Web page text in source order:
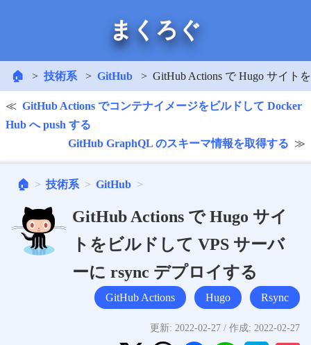
まくろぐ
🏠 技術系 GitHub GitHub Actions で Hugo サイト
GitHub Actions でコンテナイメージをビルドして Docker
Hub へ push する
GitHub GraphQL のスキーマ情報を取得する
🏠 技術系 GitHub
GitHub Actions で Hugo サイ
トをビルドして VPS サーバ
ーに rsync デプロイする
GitHub Actions Hugo Rsync
更新: 2022-02-27 / 作成: 2022-02-27